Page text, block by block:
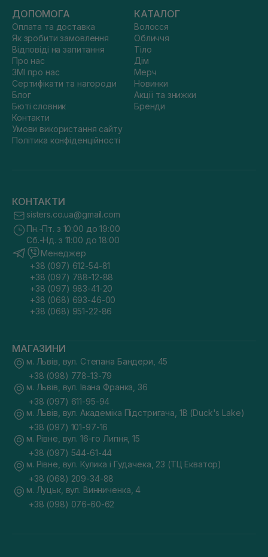
ДОПОМОГА
Оплата та доставка
Як зробити замовлення
Відповіді на запитання
Про нас
ЗМІ про нас
Сертифікати та нагороди
Блог
Бюті словник
Контакти
Умови використання сайту
Політика конфіденційності
КАТАЛОГ
Волосся
Обличчя
Тіло
Дім
Мерч
Новинки
Акції та знижки
Бренди
КОНТАКТИ
sisters.co.ua@gmail.com
Пн.-Пт. з 10:00 до 19:00
Сб.-Нд. з 11:00 до 18:00
Менеджер
+38 (097) 612-54-81
+38 (097) 788-12-88
+38 (097) 983-41-20
+38 (068) 693-46-00
+38 (068) 951-22-86
МАГАЗИНИ
м. Львів, вул. Степана Бандери, 45
+38 (098) 778-13-79
м. Львів, вул. Івана Франка, 36
+38 (097) 611-95-94
м. Львів, вул. Академіка Підстригача, 1В (Duck's Lake)
+38 (097) 101-97-16
м. Рівне, вул. 16-го Липня, 15
+38 (097) 544-61-44
м. Рівне, вул. Кулика і Гудачека, 23 (ТЦ Екватор)
+38 (068) 209-34-88
м. Луцьк, вул. Винниченка, 4
+38 (098) 076-60-62